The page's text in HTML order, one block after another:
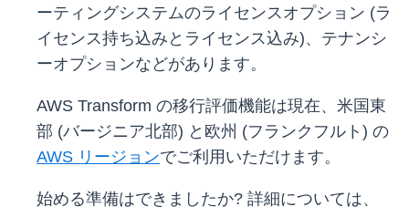
ーティングシステムのライセンスオプション (ラ
イセンス持ち込みとライセンス込み)、テナンシ
ーオプションなどがあります。
AWS Transform の移行評価機能は現在、米国東
部 (バージニア北部) と欧州 (フランクフルト) の
AWS リージョンでご利用いただけます。
始める準備はできましたか? 詳細については、